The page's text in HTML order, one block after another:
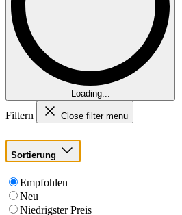
Loading...
Filtern Close filter menu
Sortierung
Empfohlen
Neu
Niedrigster Preis